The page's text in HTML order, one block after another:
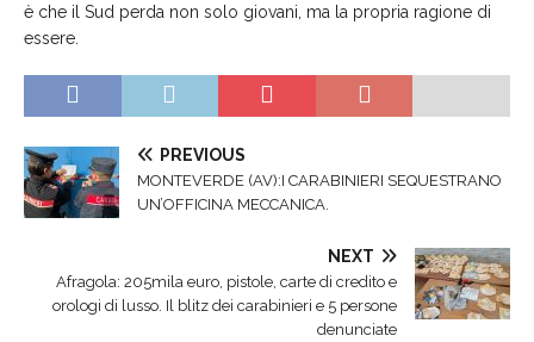
è che il Sud perda non solo giovani, ma la propria ragione di
essere.
PREVIOUS
MONTEVERDE (AV):I CARABINIERI SEQUESTRANO
UN’OFFICINA MECCANICA.
NEXT
Afragola: 205mila euro, pistole, carte di credito e
orologi di lusso. Il blitz dei carabinieri e 5 persone
denunciate